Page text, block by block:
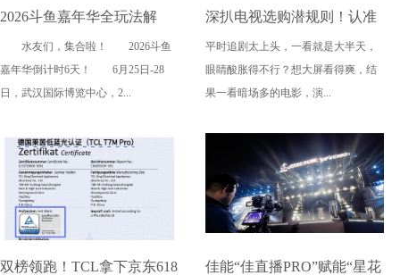
2026斗鱼嘉年华全玩法解
锁，4天狂欢指南请收好
水友们，集合啦！ 2026斗鱼
嘉年华倒计时6天！ 6月25日-28
日，武汉国际博览中心，2...
深扒电视选购潜规则！认准
这三大要点，再也不被坑
平时追剧太上头，一看就是大半天，
眼睛酸胀得不行？想大屏看得爽，结
果一看暗场多的电影，演...
双榜领跑！TCL拿下京东618 佳能“佳直播PRO”赋能“星花